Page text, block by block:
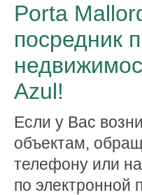
Porta
посредник
Azul!
Если у Вас
объектам,
телефону или
по электронной